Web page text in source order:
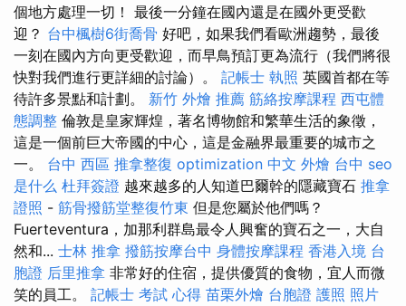
個地方處理一切！ 最後一分鐘在國內還是在國外更受歡
迎？ 台中楓樹6街喬骨 好吧，如果我們看歐洲趨勢，最後
一刻在國內方向更受歡迎，而早鳥預訂更為流行（我們將很
快對我們進行更詳細的討論）。 記帳士 執照 英國首都在等
待許多景點和計劃。 新竹 外燴 推薦 筋絡按摩課程 西屯體
態調整 倫敦是皇家輝煌，著名博物館和繁華生活的象徵，
這是一個前巨大帝國的中心，這是金融界最重要的城市之
一。 台中 西區 推拿整復 optimization 中文 外燴 台中 seo
是什么 杜拜簽證 越來越多的人知道巴爾幹的隱藏寶石 推拿
證照 - 筋骨撥筋堂整復竹東 但是您屬於他們嗎？
Fuerteventura，加那利群島最令人興奮的寶石之一，大自
然和... 士林 推拿 撥筋按摩台中 身體按摩課程 香港入境 台
胞證 后里推拿 非常好的住宿，提供優質的食物，宜人而微
笑的員工。 記帳士 考試 心得 苗栗外燴 台胞證 護照 照片